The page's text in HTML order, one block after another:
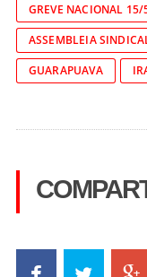
GREVE NACIONAL
ASSEMBLEIA
GUARAPUAVA